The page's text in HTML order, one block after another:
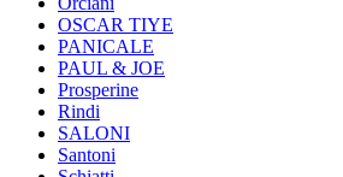
OSCAR TIYE
PANICALE
PAUL & JOE
Prosperine
Rindi
SALONI
Santoni